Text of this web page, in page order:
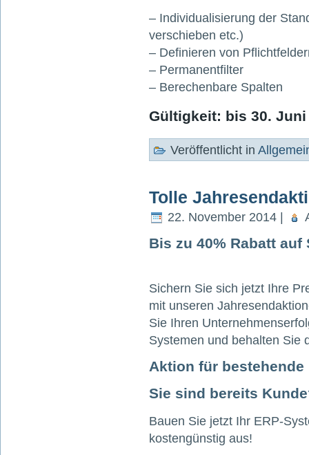
– Individualisierung der
verschieben etc.)
– Definieren von
– Permanentfilter
– Berechenbare Spalten
Gültigkeit: bis 30. Juni
Veröffentlicht in
Tolle
22. November 2014 |
Bis zu 40% Rabatt
Sichern Sie sich jetzt Ihre
mit unseren
Sie Ihren
Systemen und behalten Sie
Aktion für bestehende
Sie sind bereits
Bauen Sie jetzt Ihr ERP-
kostengünstig aus!